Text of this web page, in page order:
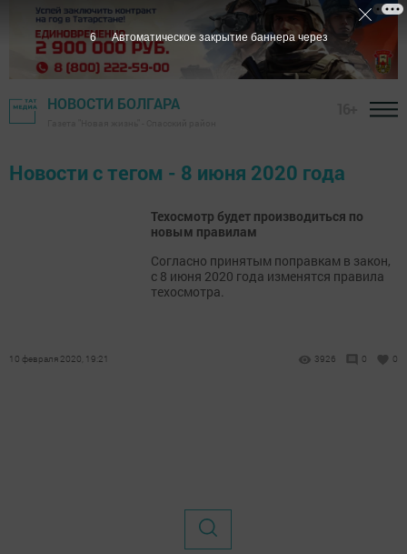
НОВОСТИ БОЛГАРА
Новости с тегом - 8 июня 2020 года
Техосмотр будет производиться по
новым правилам
Согласно принятым поправкам в закон,
с 8 июня 2020 года изменятся правила
техосмотра.
10 февраля 2020, 19:21 3926 0 0
6 Автоматическое закрытие баннера через